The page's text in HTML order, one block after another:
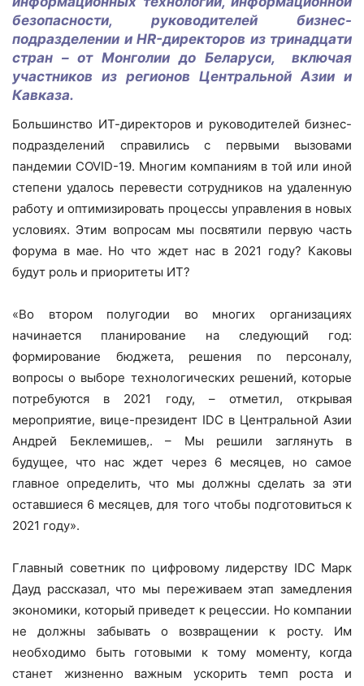
безопасности, руководителей бизнес-
подразделении и HR-директоров из тринадцати
стран – от Монголии до Беларуси, ­ включая
участников из регионов Центральной Азии и
Кавказа.
Большинство ИТ-директоров и руководителей бизнес-
подразделений справились с первыми вызовами
пандемии COVID-19. Многим компаниям в той или иной
степени удалось перевести сотрудников на удаленную
работу и оптимизировать процессы управления в новых
условиях. Этим вопросам мы посвятили первую часть
форума в мае. Но что ждет нас в 2021 году? Каковы
будут роль и приоритеты ИТ?
«Во втором полугодии во многих организациях
начинается планирование на следующий год:
формирование бюджета, решения по персоналу,
вопросы о выборе технологических решений, которые
потребуются в 2021 году, – отметил, открывая
мероприятие, вице-президент IDC в Центральной Азии
Андрей Беклемишев,. – Мы решили заглянуть в
будущее, что нас ждет через 6 месяцев, но самое
главное определить, что мы должны сделать за эти
оставшиеся 6 месяцев, для того чтобы подготовиться к
2021 году».
Главный советник по цифровому лидерству IDC Марк
Дауд рассказал, что мы переживаем этап замедления
экономики, который приведет к рецессии. Но компании
не должны забывать о возвращении к росту. Им
необходимо быть готовыми к тому моменту, когда
станет жизненно важным ускорить темп роста и